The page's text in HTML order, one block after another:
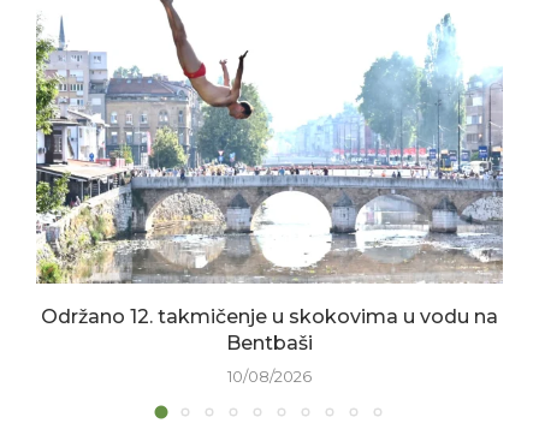
Održano 12. takmičenje u skokovima u vodu na
Bentbaši
10/08/2026